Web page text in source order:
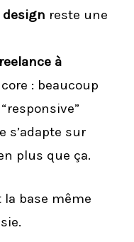
design reste une
à
: beaucoup
s’adapte sur
plus que ça.
la base même